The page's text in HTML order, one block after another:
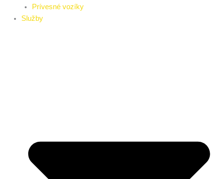
Prívesné vozíky
Služby